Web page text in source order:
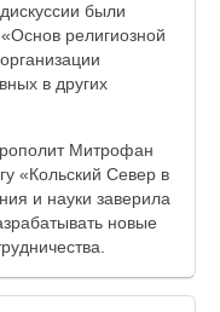
были
религиозной
в других
Митрофан
«Кольский Север в
и науки заверила
новые